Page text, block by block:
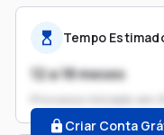
Tempo
12 a 18 meses
Processo iniciado em
Criar Conta